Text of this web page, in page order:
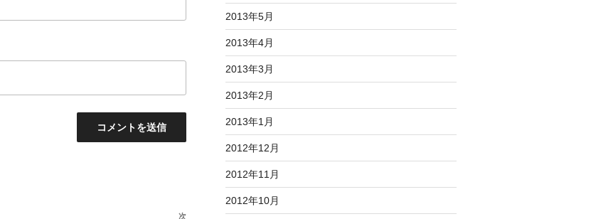
次
2013年5月
2013年4月
2013年3月
2013年2月
2013年1月
2012年12月
2012年11月
2012年10月